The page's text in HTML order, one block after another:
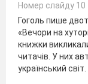
Номер слайду 10
Гоголь пише
«Вечори на
книжки
читачів. У них
український світ.